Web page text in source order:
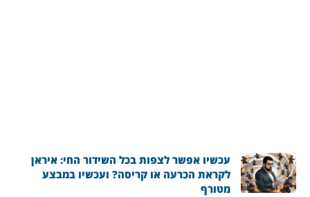
עכשיו אפשר לצפות בכל השידור החי: איראן
לקראת הכרעה או קריסה? ועכשיו במבצע
מטורף